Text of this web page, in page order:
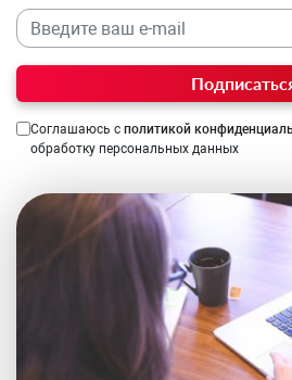
Соглашаюсь с политикой
обработку персональных данных